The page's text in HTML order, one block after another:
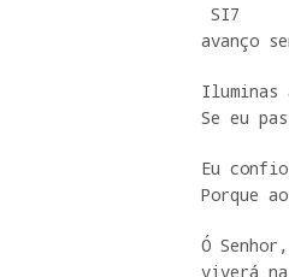
avanço
Iluminas
Se eu
Eu
Porque
Ó
viverá